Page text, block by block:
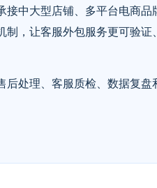
中大型店铺、多平台电商品
，让客服外包服务更可验证
处理、客服质检、数据复盘